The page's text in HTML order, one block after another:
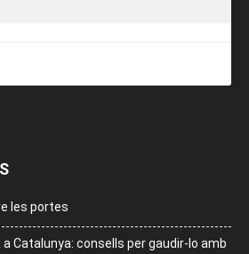
les portes
a Catalunya: consells per gaudir-lo amb